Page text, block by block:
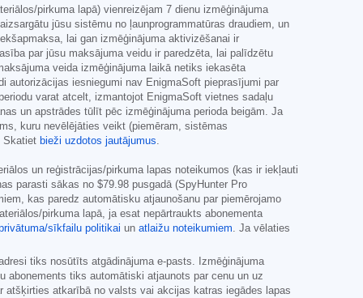
pirkuma lapā) vienreizējam 7 dienu izmēģinājuma
jūsu sistēmu no ļaunprogrammatūras draudiem, un
lai gan izmēģinājuma aktivizēšanai ir
par jūsu maksājuma veidu ir paredzēta, lai palīdzētu
veida izmēģinājuma laikā netiks iekasēta
iesniegumi nav EnigmaSoft pieprasījumi par
varat atcelt, izmantojot EnigmaSoft vietnes sadaļu
un apstrādes tūlīt pēc izmēģinājuma perioda beigām. Ja
kuru nevēlējāties veikt (piemēram, sistēmas
Skatiet bieži uzdotos jautājumus.
un reģistrācijas/pirkuma lapas noteikumos (kas ir iekļauti
parasti sākas no $79.98 pusgadā (SpyHunter Pro
kas paredz automātisku atjaunošanu par piemērojamo
pirkuma lapā, ja esat nepārtraukts abonementa
sīkfailu politikai un atlaižu noteikumiem. Ja vēlaties
tiks nosūtīts atgādinājuma e-pasts. Izmēģinājuma
tiks automātiski atjaunots par cenu un uz
atšķirties atkarībā no valsts vai akcijas katras iegādes lapas